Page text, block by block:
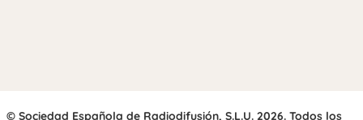
© Sociedad Española de Radiodifusión, S.L.U. 2026. Todos los